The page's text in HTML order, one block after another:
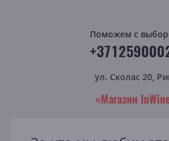
Поможем с
ул. Сколас 20,
«Магазин